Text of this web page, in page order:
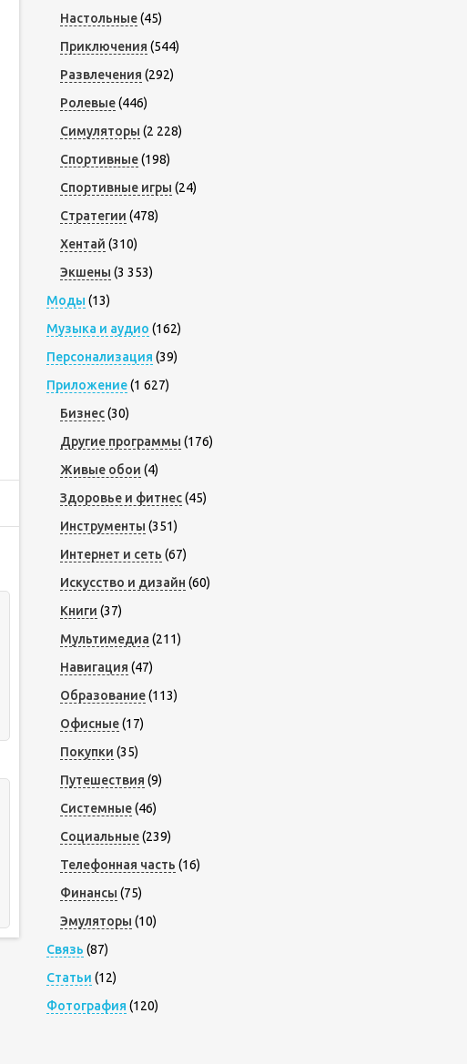
Настольные(45)
Приключения (544)
Развлечения (292)
Ролевые(446)
Симуляторы (2 228)
Спортивные(198)
Спортивные игры (24)
Стратегии (478)
Хентай (310)
Экшены (3 353)
Моды (13)
Музыка и аудио (162)
Персонализация (39)
Приложение(1 627)
Бизнес(30)
Другие программы (176)
Живые обои (4)
Здоровье и фитнес(45)
Инструменты (351)
Интернет и сеть (67)
Искусство и дизайн (60)
Книги (37)
Мультимедиа (211)
Навигация (47)
Образование(113)
Офисные(17)
Покупки (35)
Путешествия (9)
Системные(46)
Социальные(239)
Телефонная часть (16)
Финансы (75)
Эмуляторы (10)
Связь (87)
Статьи (12)
Фотография (120)